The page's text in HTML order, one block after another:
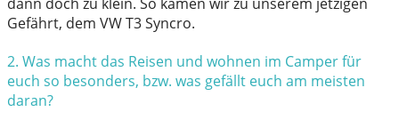
Gefährt, dem VW T3 Syncro.
2. Was macht das Reisen und wohnen im Camper für
euch so besonders, bzw. was gefällt euch am meisten
daran?